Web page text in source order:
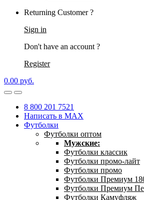
Returning Customer ?
Sign in
Don't have an account ?
Register
0.00 руб.
8 800 201 7521
Написать в MAX
Футболки
Футболки оптом
Мужские:
Футболки классик
Футболки промо-лайт
Футболки промо
Футболки Премиум
Футболки Премиум
Футболки Камуфляж